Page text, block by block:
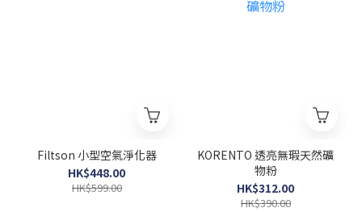
Filtson 小型空氣淨化器
HK$448.00
HK$599.00
KORENTO 透亮無瑕天然礦
物粉
HK$312.00
HK$390.00